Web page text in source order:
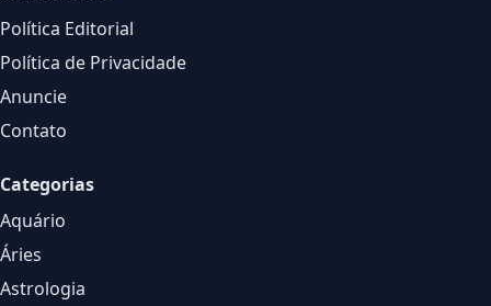
Política Editorial
Política de Privacidade
Anuncie
Contato
Categorias
Aquário
Áries
Astrologia